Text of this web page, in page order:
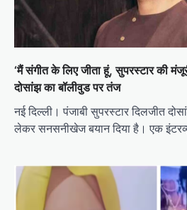
‘मैं संगीत के लिए जीता हूं, सुपरस्टार की
दोसांझ का बॉलीवुड पर तंज
नई दिल्ली। पंजाबी सुपरस्टार दिलजीत
लेकर सनसनीखेज बयान दिया है। एक